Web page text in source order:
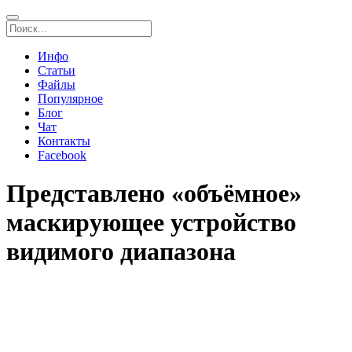
Инфо
Статьи
Файлы
Популярное
Блог
Чат
Контакты
Facebook
Представлено «объёмное»
маскирующее устройство
видимого диапазона